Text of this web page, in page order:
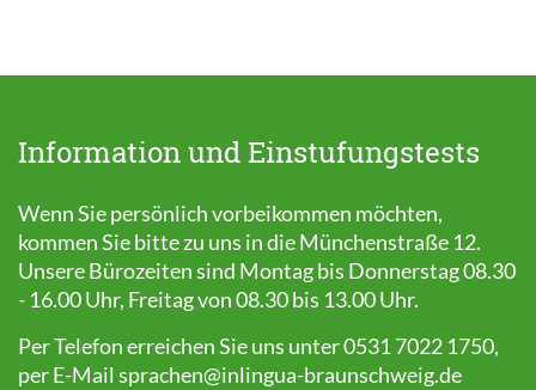
Information und Einstufungstests
Wenn Sie persönlich vorbeikommen möchten,
kommen Sie bitte zu uns in die Münchenstraße 12.
Unsere Bürozeiten sind Montag bis Donnerstag 08.30
- 16.00 Uhr, Freitag von 08.30 bis 13.00 Uhr.
Per Telefon erreichen Sie uns unter 0531 7022 1750,
per E-Mail sprachen@inlingua-braunschweig.de